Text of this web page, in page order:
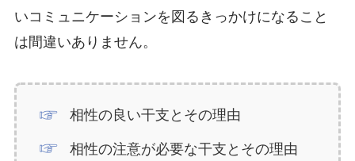
いコミュニケーションを図るきっかけになること
は間違いありません。
相性の良い干支とその理由
相性の注意が必要な干支とその理由